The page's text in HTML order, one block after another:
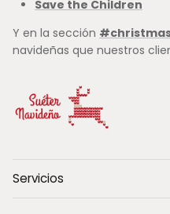
Save the Children
Y en la sección
navideñas que nuestros
Servicios